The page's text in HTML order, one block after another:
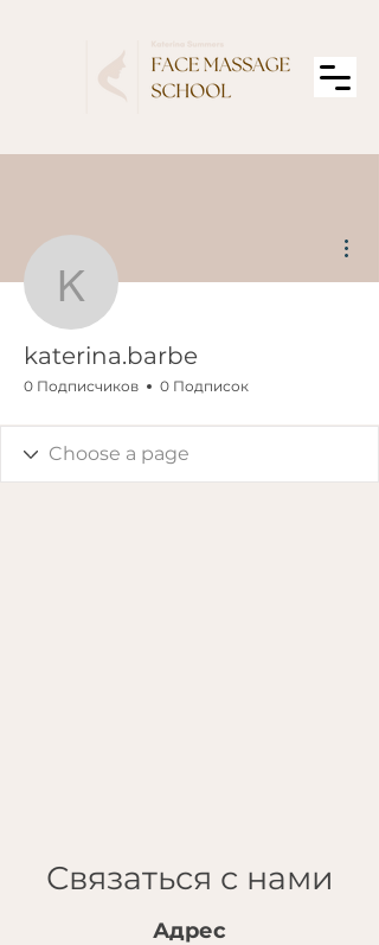
katerina.barbe
katerina.barbe
0 Подписчиков 0 Подписок
Связаться с нами
Адрес